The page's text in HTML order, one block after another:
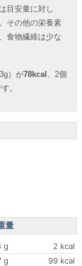
目安量に対し
その他の栄養素
食物繊維は少な
）が78kcal 、2個
。
量
g
2 kcal
g
99 kcal